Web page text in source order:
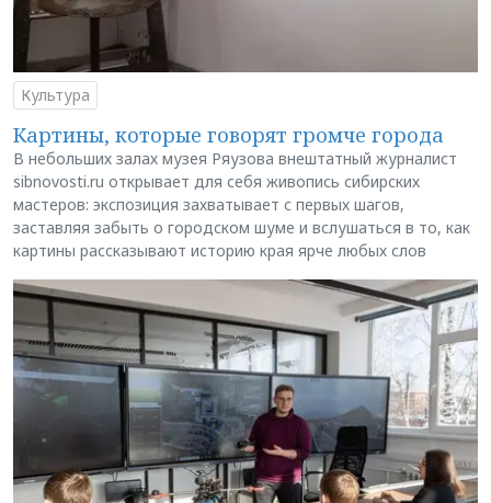
Культура
Картины, которые говорят громче города
В небольших залах музея Ряузова внештатный журналист
sibnovosti.ru открывает для себя живопись сибирских
мастеров: экспозиция захватывает с первых шагов,
заставляя забыть о городском шуме и вслушаться в то, как
картины рассказывают историю края ярче любых слов